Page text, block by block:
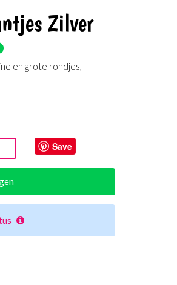
Zilver
en grote rondjes,
Save